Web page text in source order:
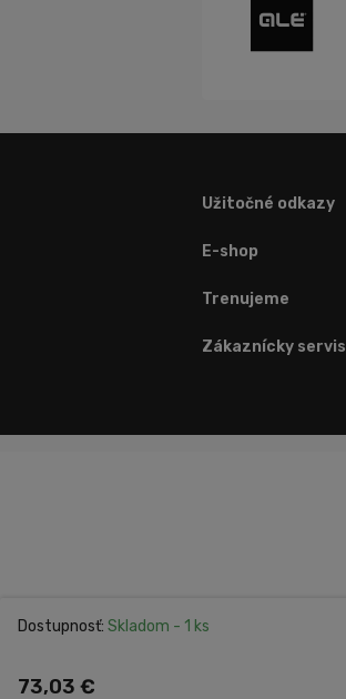
73,03 €
Dostupnosť: Skladom - 1 ks
Užitočné odkazy
E-shop
Trenujeme
Zákaznícky servis